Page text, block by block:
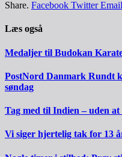
Share. Facebook Twitter Email
Læs også
Medaljer til Budokan
PostNord Danmark Rundt
søndag
Tag med til Indien – uden at
Vi siger hjertelig tak for 13